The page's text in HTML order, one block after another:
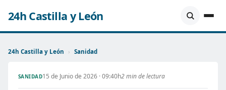
24h Castilla y León
24h Castilla y León › Sanidad
SANIDAD15 de Junio de 2026 · 09:40h2 min de lectura